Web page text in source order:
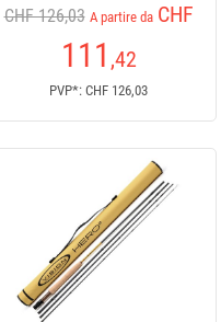
CHF 126,03 A partire da CHF
111 ,42
PVP*: CHF 126,03